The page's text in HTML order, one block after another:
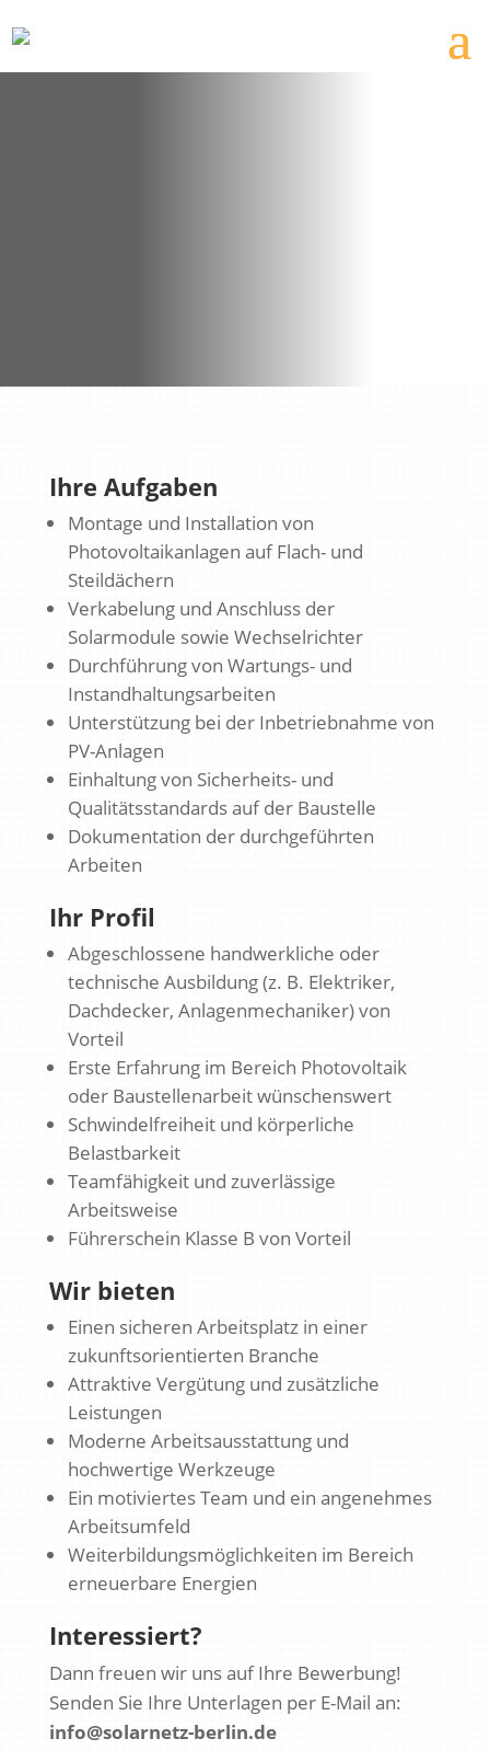
Ihre Aufgaben
Montage und Installation von
Photovoltaikanlagen auf Flach- und
Steildächern
Verkabelung und Anschluss der
Solarmodule sowie Wechselrichter
Durchführung von Wartungs- und
Instandhaltungsarbeiten
Unterstützung bei der Inbetriebnahme von
PV-Anlagen
Einhaltung von Sicherheits- und
Qualitätsstandards auf der Baustelle
Dokumentation der durchgeführten
Arbeiten
Ihr Profil
Abgeschlossene handwerkliche oder
technische Ausbildung (z. B. Elektriker,
Dachdecker, Anlagenmechaniker) von
Vorteil
Erste Erfahrung im Bereich Photovoltaik
oder Baustellenarbeit wünschenswert
Schwindelfreiheit und körperliche
Belastbarkeit
Teamfähigkeit und zuverlässige
Arbeitsweise
Führerschein Klasse B von Vorteil
Wir bieten
Einen sicheren Arbeitsplatz in einer
zukunftsorientierten Branche
Attraktive Vergütung und zusätzliche
Leistungen
Moderne Arbeitsausstattung und
hochwertige Werkzeuge
Ein motiviertes Team und ein angenehmes
Arbeitsumfeld
Weiterbildungsmöglichkeiten im Bereich
erneuerbare Energien
Interessiert?
Dann freuen wir uns auf Ihre Bewerbung!
Senden Sie Ihre Unterlagen per E-Mail an:
info@solarnetz-berlin.de